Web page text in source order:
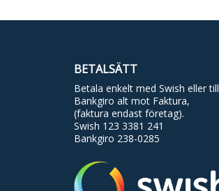
BETALSÄTT
Betala enkelt med Swish eller till
Bankgiro alt mot Faktura,
(faktura endast företag).
Swish 123 3381 241
Bankgiro 238-0285